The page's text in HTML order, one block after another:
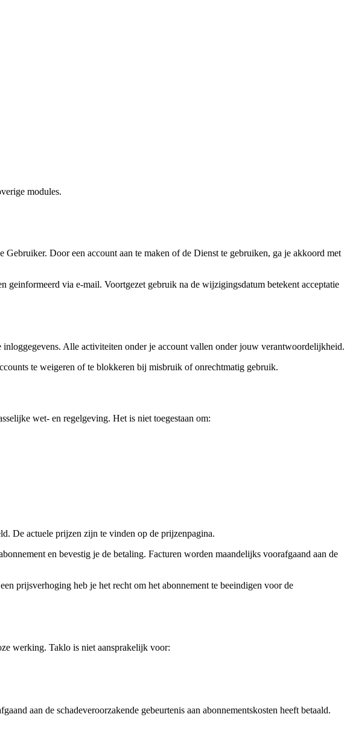
modules.
Door een account aan te maken of de Dienst te gebruiken, ga je akkoord met
via e-mail. Voortgezet gebruik na de wijzigingsdatum betekent acceptatie
Alle activiteiten onder je account vallen onder jouw verantwoordelijkheid.
te weigeren of te blokkeren bij misbruik of onrechtmatig gebruik.
wet- en regelgeving. Het is niet toegestaan om:
De actuele prijzen zijn te vinden op de prijzenpagina.
en bevestig je de betaling. Facturen worden maandelijks voorafgaand aan de
prijsverhoging heb je het recht om het abonnement te beeindigen voor de
werking. Taklo is niet aansprakelijk voor:
aan de schadeveroorzakende gebeurtenis aan abonnementskosten heeft betaald.